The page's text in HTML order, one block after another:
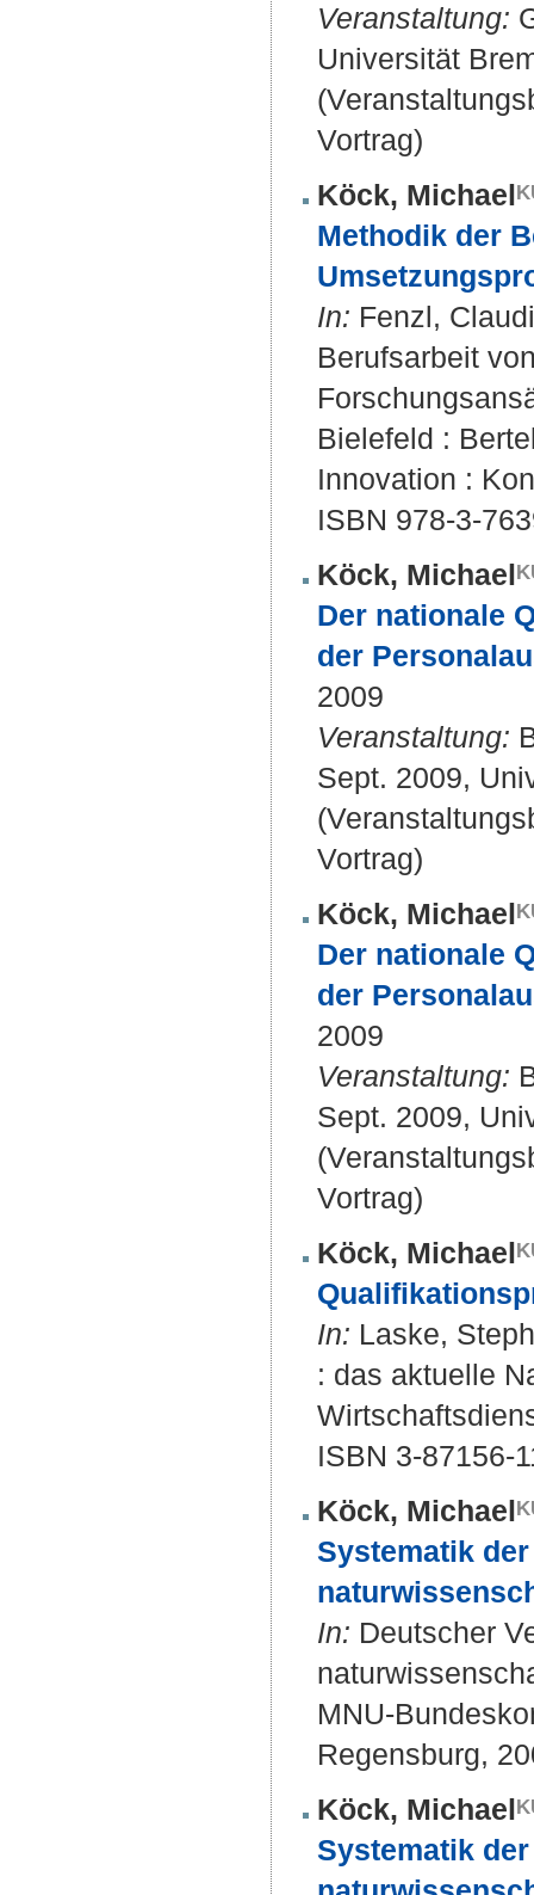
Veranstaltung:
Universität
Vortrag)
Köck, Michael
Methodik der
In: Fenzl,
Berufsarbeit
Bielefeld :
Innovation :
ISBN 978-3-
Köck, Michael
Der nationale
der
2009
Veranstaltung:
Sept. 2009,
Vortrag)
Köck, Michael
Der nationale
der
2009
Veranstaltung:
Sept. 2009,
Vortrag)
Köck, Michael
In: Laske,
: das aktuelle
ISBN 3-87156-
Köck, Michael
Systematik
In: Deutscher
MNU-
Regensburg,
Köck, Michael
Systematik